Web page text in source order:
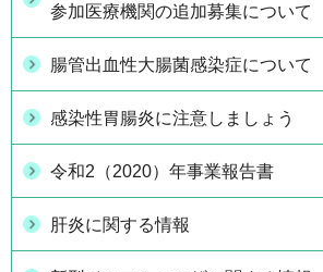
参加医療機関の追加募集について
腸管出血性大腸菌感染症について
感染性胃腸炎に注意しましょう
令和2（2020）年事業報告書
肝炎に関する情報